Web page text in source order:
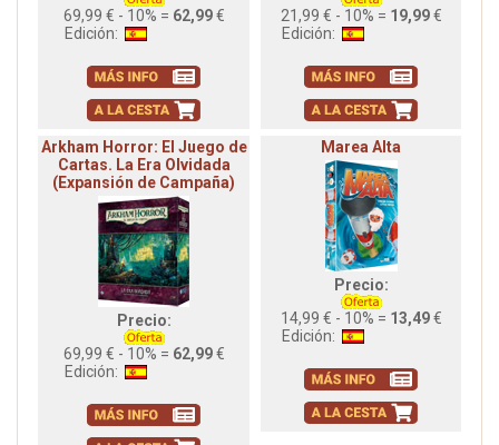
69,99 € - 10% = 62,99€
Edición:
21,99 € - 10% = 19,99€
Edición:
Arkham Horror: El Juego de
Cartas. La Era Olvidada
(Expansión de Campaña)
Precio:
69,99 € - 10% = 62,99€
Edición:
Marea Alta
Precio:
14,99 € - 10% = 13,49€
Edición: